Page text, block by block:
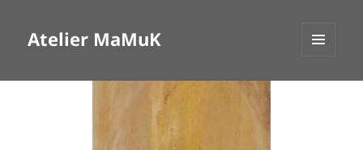
Atelier MaMuK